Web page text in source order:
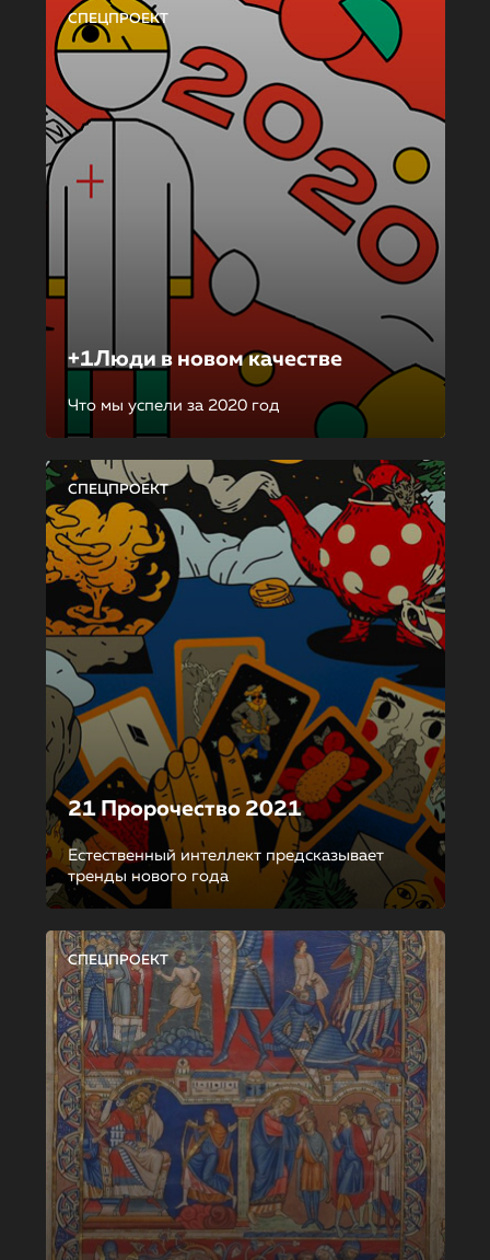
СПЕЦПРОЕКТ
+1Люди в новом качестве
Что мы успели за 2020 год
СПЕЦПРОЕКТ
21 Пророчество 2021
Естественный интеллект предсказывает
тренды нового года
СПЕЦПРОЕКТ